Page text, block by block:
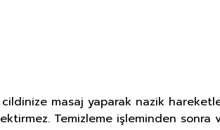
masaj yaparak nazik
Temizleme işleminden